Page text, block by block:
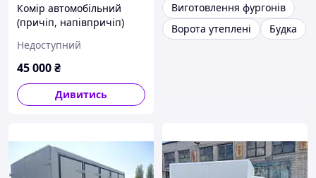
Комір автомобільний
(причіп, напівпричіп)
Недоступний
45 000₴
Дивитись
Виготовлення фургонів
Ворота утеплені
Будка